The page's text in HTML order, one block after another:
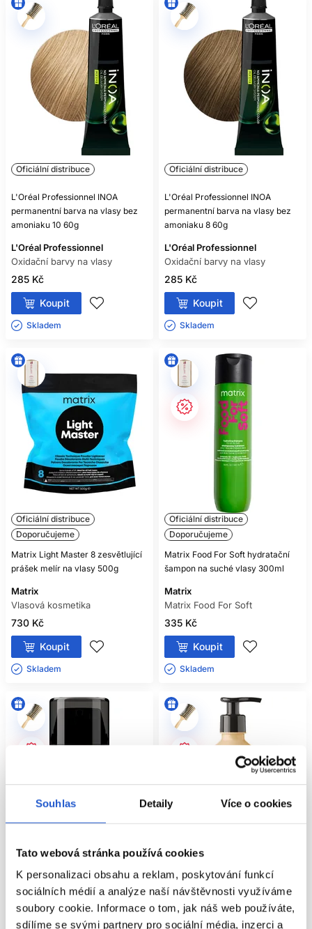
Souhlas Detaily Více o cookies
Tato webová stránka používá cookies
K personalizaci obsahu a reklam, poskytování funkcí
sociálních médií a analýze naší návštěvnosti využíváme
soubory cookie. Informace o tom, jak náš web používáte,
sdílíme se svými partnery pro sociální média, inzerci a
Oficiální distribuce
L'Oréal Professionnel INOA
permanentní barva na vlasy bez
amoniaku 10 60g
L'Oréal Professionnel
Oxidační barvy na vlasy
285 Kč
Koupit
Skladem ㅤ
Oficiální distribuce
L'Oréal Professionnel INOA
permanentní barva na vlasy bez
amoniaku 8 60g
L'Oréal Professionnel
Oxidační barvy na vlasy
285 Kč
Koupit
Skladem ㅤ
Oficiální distribuce
Doporučujeme
Matrix Light Master 8 zesvětlující
prášek melír na vlasy 500g
Matrix
Vlasová kosmetika
730 Kč
Koupit
Skladem ㅤ
Oficiální distribuce
Doporučujeme
Matrix Food For Soft hydratační
šampon na suché vlasy 300ml
Matrix
Matrix Food For Soft
335 Kč
Koupit
Skladem ㅤ
Oficiální distribuce
L'Oréal Professionnel Metal Detox
ochranný krém proti kovovým
částicím ve vlasech 100ml
Oficiální distribuce
L'Oréal Professionnel Absolut
Repair šampon na poškozené
vlasy 500ml